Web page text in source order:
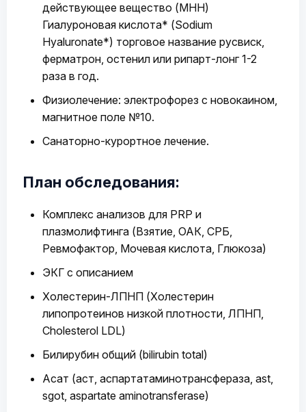
действующее вещество (МНН)
Гиалуроновая кислота* (Sodium
Hyaluronate*) торговое название русвиск,
ферматрон, остенил или рипарт-лонг 1-2
раза в год.
Физиолечение: электрофорез с новокаином,
магнитное поле №10.
Санаторно-курортное лечение.
План обследования:
Комплекс анализов для PRP и
плазмолифтинга (Взятие, ОАК, СРБ,
Ревмофактор, Мочевая кислота, Глюкоза)
ЭКГ с описанием
Холестерин-ЛПНП (Холестерин
липопротеинов низкой плотности, ЛПНП,
Cholesterol LDL)
Билирубин общий (bilirubin total)
Асат (аст, аспартатаминотрансфераза, ast,
sgot, aspartate aminotransferase)